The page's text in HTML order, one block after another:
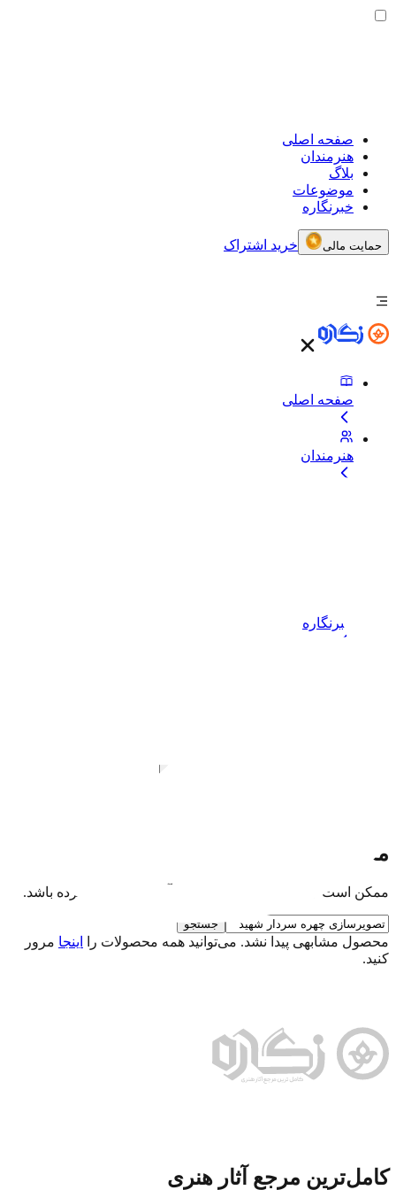
صفحه اصلی
هنرمندان
بلاگ
موضوعات
خبرنگاره
حمایت مالی خرید اشتراک
صفحه اصلی
هنرمندان
خبرنگاره
محصول مورد نظر یافت نشد
ممکن است این محصول حذف شده یا آدرس آن تغییر کرده باشد.
جستجو
محصول مشابهی پیدا نشد. می‌توانید همه محصولات را اینجا مرور
کنید.
کامل‌ترین مرجع آثار هنری